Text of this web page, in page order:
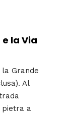
la Via
Grande
Al
pietra a